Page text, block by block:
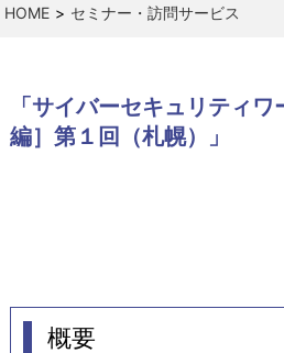
HOME セミナー・訪問サービス
「サイバーセキュリティ
編］第１回（札幌）」
概要